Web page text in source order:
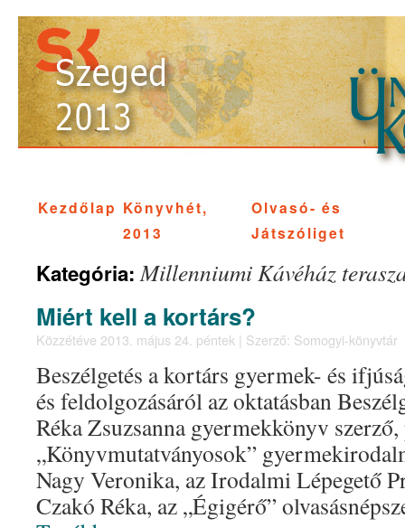
Kezdőlap Könyvhét,
2013
Olvasó- és
Játszóliget
Kategória:Millenniumi Kávéház
Miért kell a kortárs?
Közzétéve 2013. május 24. péntek | Szerző: Somogyi-könyvtár
Beszélgetés a kortárs gyermek- és
és feldolgozásáról az oktatásban
Réka Zsuzsanna gyermekkönyv
„Könyvmutatványosok”
Nagy Veronika, az Irodalmi Lépegető
Czakó Réka, az „Égigérő”